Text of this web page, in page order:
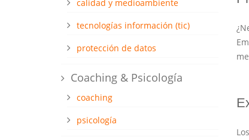
calidad y medioambiente
tecnologías información (tic)
protección de datos
Coaching & Psicología
coaching
psicología